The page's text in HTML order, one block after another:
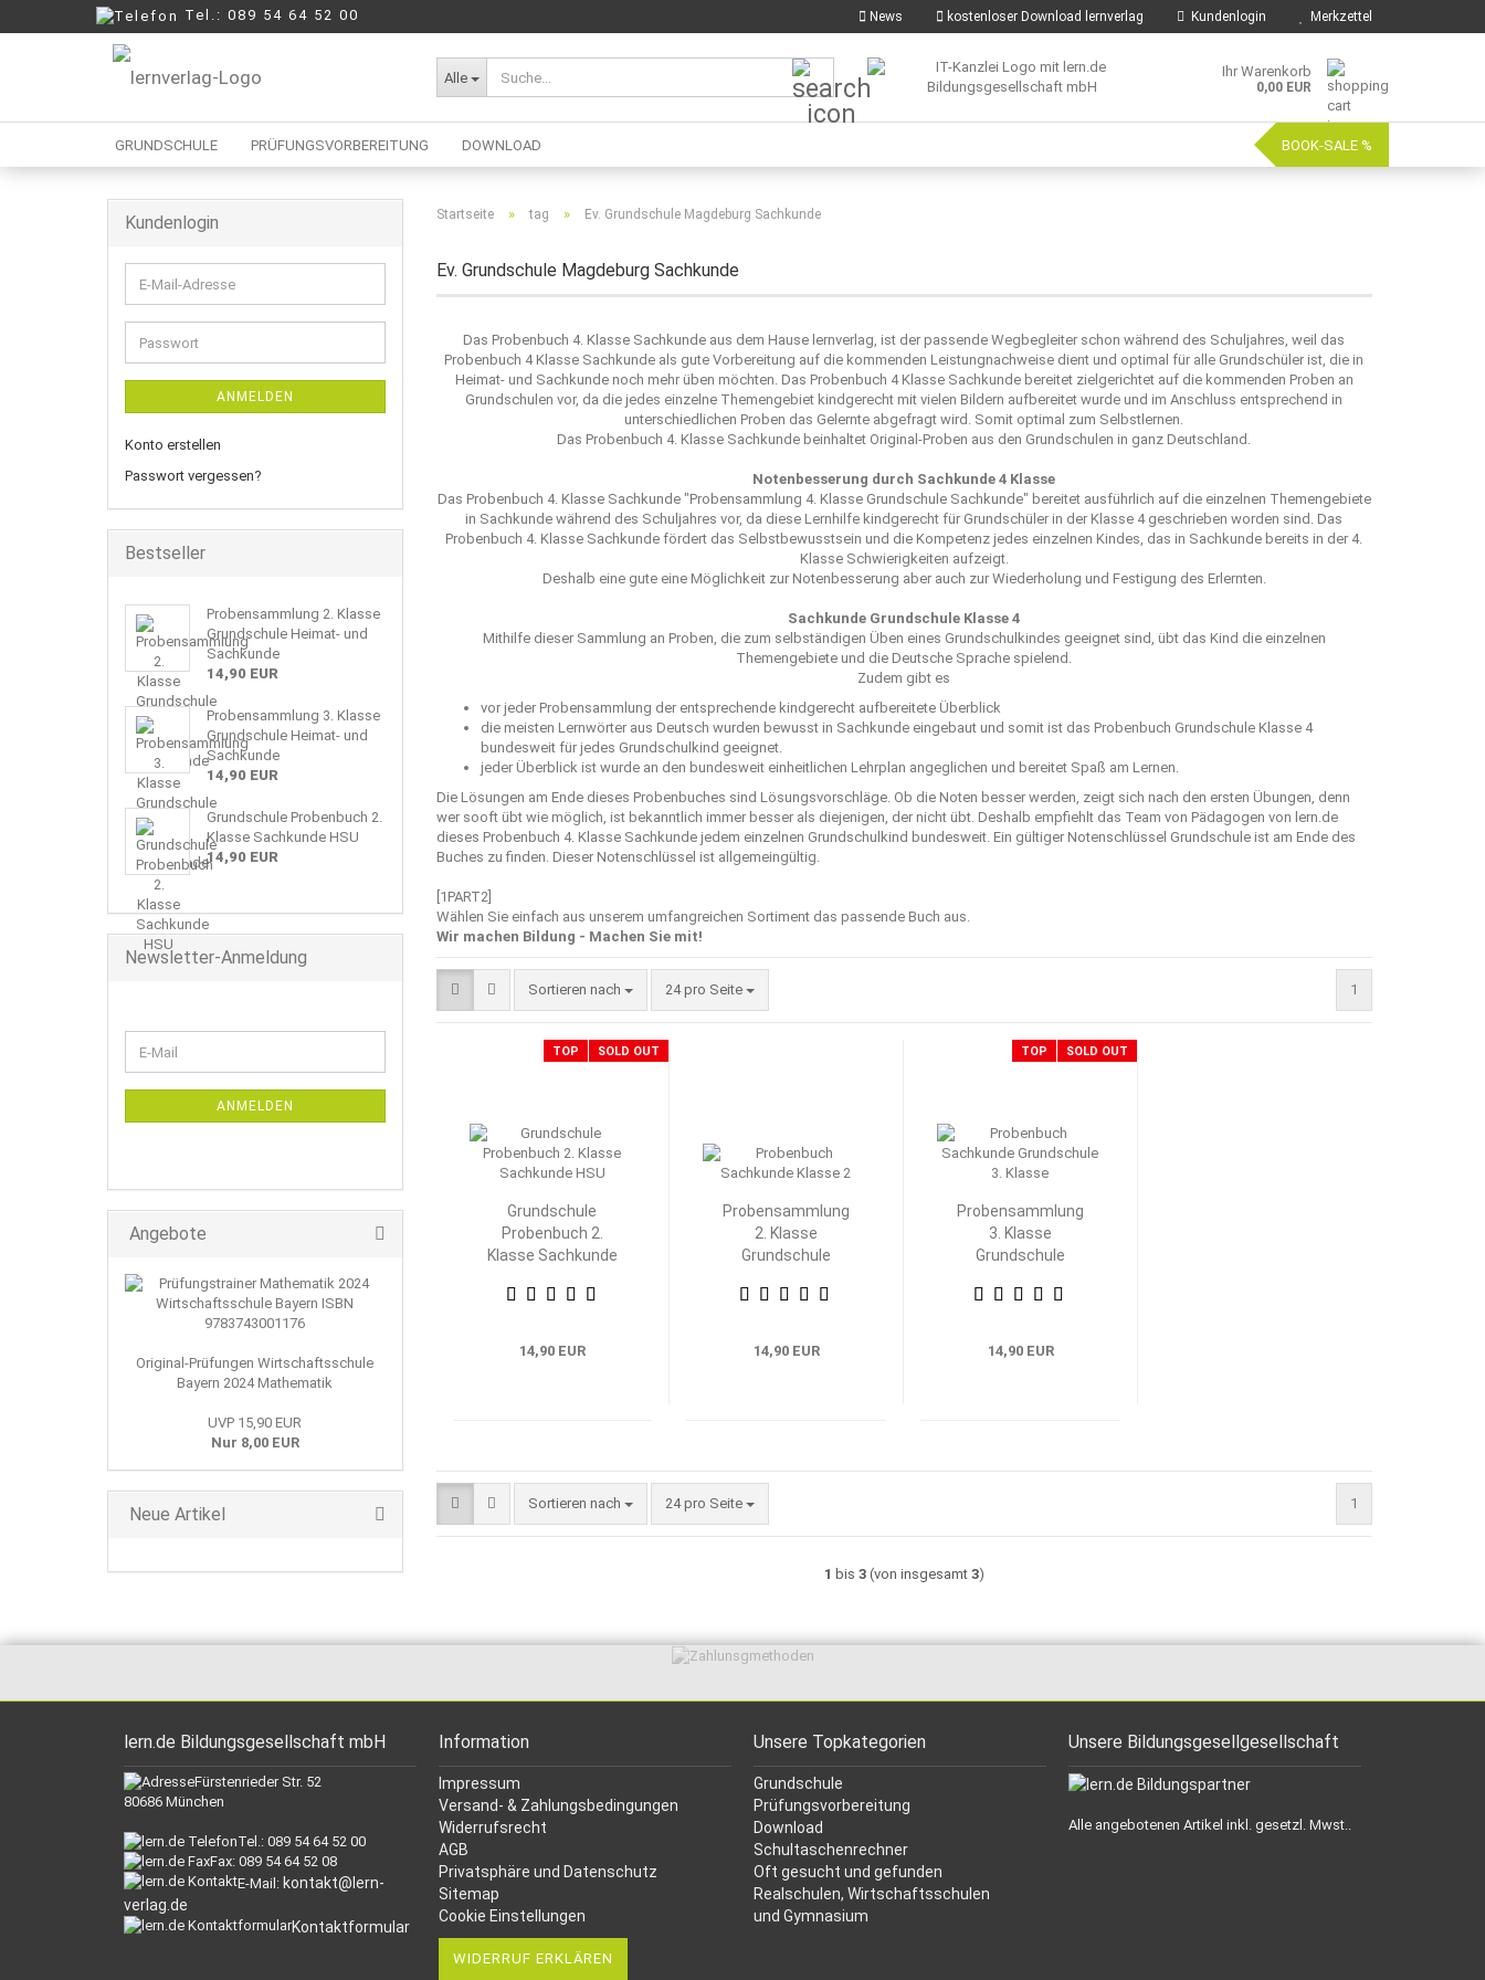
News kostenloser Download lernverlag Kundenlogin Merkzettel
Tel.: 089 54 64 52 00
Alle
Suche... Ihr Warenkorb
0,00 EUR
GRUNDSCHULE PRÜFUNGSVORBEREITUNG
Mittelschule
DOWNLOAD BOOK-SALE %
Startseite » tag » Ev. Grundschule Magdeburg Sachkunde
Ev. Grundschule Magdeburg Sachkunde
Das Probenbuch 4. Klasse Sachkunde aus dem Hause lernverlag, ist der passende Wegbegleiter schon während des Schuljahres, weil das
Probenbuch 4 Klasse Sachkunde als gute Vorbereitung auf die kommenden Leistungnachweise dient und optimal für alle Grundschüler ist, die in
Heimat- und Sachkunde noch mehr üben möchten. Das Probenbuch 4 Klasse Sachkunde bereitet zielgerichtet auf die kommenden Proben an
Grundschulen vor, da die jedes einzelne Themengebiet kindgerecht mit vielen Bildern aufbereitet wurde und im Anschluss entsprechend in
unterschiedlichen Proben das Gelernte abgefragt wird. Somit optimal zum Selbstlernen.
Das Probenbuch 4. Klasse Sachkunde beinhaltet Original-Proben aus den Grundschulen in ganz Deutschland.
Notenbesserung durch Sachkunde 4 Klasse
Das Probenbuch 4. Klasse Sachkunde "Probensammlung 4. Klasse Grundschule Sachkunde" bereitet ausführlich auf die einzelnen Themengebiete
in Sachkunde während des Schuljahres vor, da diese Lernhilfe kindgerecht für Grundschüler in der Klasse 4 geschrieben worden sind. Das
Probenbuch 4. Klasse Sachkunde fördert das Selbstbewusstsein und die Kompetenz jedes einzelnen Kindes, das in Sachkunde bereits in der 4.
Klasse Schwierigkeiten aufzeigt.
Deshalb eine gute eine Möglichkeit zur Notenbesserung aber auch zur Wiederholung und Festigung des Erlernten.
Sachkunde Grundschule Klasse 4
Mithilfe dieser Sammlung an Proben, die zum selbständigen Üben eines Grundschulkindes geeignet sind, übt das Kind die einzelnen
Themengebiete und die Deutsche Sprache spielend.
Zudem gibt es
vor jeder Probensammlung der entsprechende kindgerecht aufbereitete Überblick
die meisten Lernwörter aus Deutsch wurden bewusst in Sachkunde eingebaut und somit ist das Probenbuch Grundschule Klasse 4
bundesweit für jedes Grundschulkind geeignet.
jeder Überblick ist wurde an den bundesweit einheitlichen Lehrplan angeglichen und bereitet Spaß am Lernen.
Die Lösungen am Ende dieses Probenbuches sind Lösungsvorschläge. Ob die Noten besser werden, zeigt sich nach den ersten Übungen, denn
wer sooft übt wie möglich, ist bekanntlich immer besser als diejenigen, der nicht übt. Deshalb empfiehlt das Team von Pädagogen von lern.de
dieses Probenbuch 4. Klasse Sachkunde jedem einzelnen Grundschulkind bundesweit. Ein gültiger Notenschlüssel Grundschule ist am Ende des
Buches zu finden. Dieser Notenschlüssel ist allgemeingültig.
[1PART2]
Wählen Sie einfach aus unserem umfangreichen Sortiment das passende Buch aus.
Wir machen Bildung - Machen Sie mit!
Sortieren nach
Sortieren nach 24 pro Seite
pro Seite 1
TOP SOLD OUT
Grundschule
Probenbuch 2.
Klasse Sachkunde
14,90 EUR
Probensammlung
2. Klasse
Grundschule
Sachkunde
14,90 EUR
TOP SOLD OUT
Probensammlung
3. Klasse
Grundschule
Sachkunde
14,90 EUR
Sortieren nach
Sortieren nach 24 pro Seite
pro Seite 1
1 bis 3(von insgesamt 3)
Kundenlogin
E-
Mail-
Adresse
Passwort
ANMELDEN
Konto erstellen
Passwort vergessen?
Bestseller
Probensammlung 2. Klasse
Grundschule Heimat- und
Sachkunde
14,90 EUR
Probensammlung 3. Klasse
Grundschule Heimat- und
Sachkunde
14,90 EUR
Grundschule Probenbuch 2.
Klasse Sachkunde HSU
14,90 EUR
Newsletter-Anmeldung
ZUR
E-
Mail
ANMELDEN
Angebote
Original-Prüfungen Wirtschaftsschule
Bayern 2024 Mathematik
UVP 15,90 EUR
Nur 8,00 EUR
Neue Artikel
lern.de Bildungsgesellschaft mbH
Fürstenrieder Str. 52
80686 München
Tel.: 089 54 64 52 00
Fax: 089 54 64 52 08
E-Mail: kontakt@lern-
verlag.de
Kontaktformular
Information
Impressum
Versand- & Zahlungsbedingungen
Widerrufsrecht
AGB
Privatsphäre und Datenschutz
Sitemap
Cookie Einstellungen
WIDERRUF ERKLÄREN
Unsere Topkategorien
Grundschule
Prüfungsvorbereitung
Download
Schultaschenrechner
Oft gesucht und gefunden
Realschulen, Wirtschaftsschulen
und Gymnasium
Unsere Bildungsgesellgesellschaft
Alle angebotenen Artikel inkl. gesetzl. Mwst..